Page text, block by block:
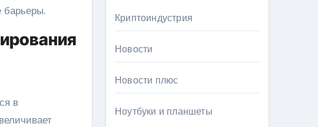
барьеры.
в
Криптоиндустрия
Новости
Новости плюс
Ноутбуки и планшеты